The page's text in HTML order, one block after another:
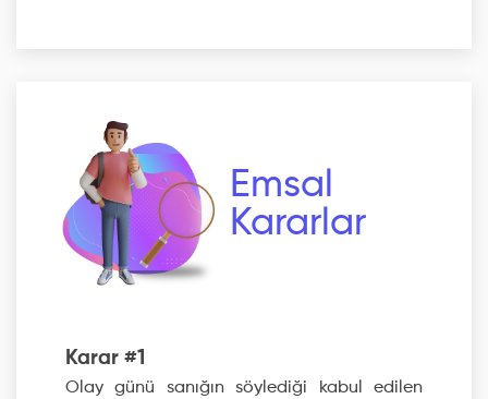
Emsal
Kararlar
Karar #1
Olay günü sanığın söylediği kabul edilen